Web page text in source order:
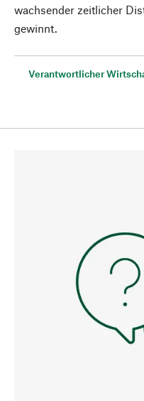
wachsender zeitlicher
gewinnt.
Verantwortlicher